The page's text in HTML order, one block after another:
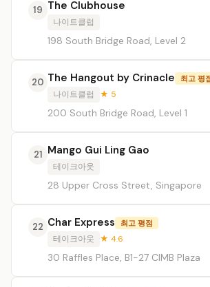
19 The Clubhouse
나이트클럽
198 South Bridge Road, Level 2
20 The Hangout by Crinacle 최고 평
나이트클럽 ★ 5
200 South Bridge Road, Level 1
21 Mango Gui Ling Gao
테이크아웃
28 Upper Cross Street, Singapore
22 Char Express 최고 평점
테이크아웃 ★ 4.6
30 Raffles Place, B1-27 CIMB Plaza